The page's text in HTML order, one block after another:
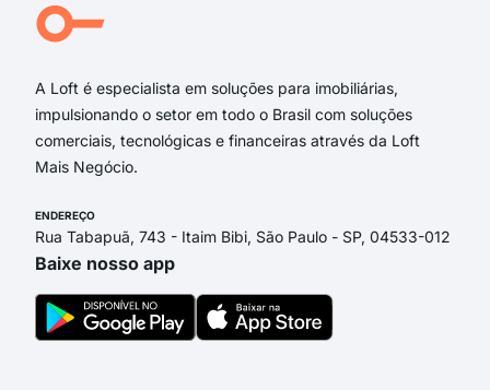
A Loft é especialista em soluções para imobiliárias,
impulsionando o setor em todo o Brasil com soluções
comerciais, tecnológicas e financeiras através da Loft
Mais Negócio.
ENDEREÇO
Rua Tabapuã, 743 - Itaim Bibi, São Paulo - SP, 04533-012
Baixe nosso app